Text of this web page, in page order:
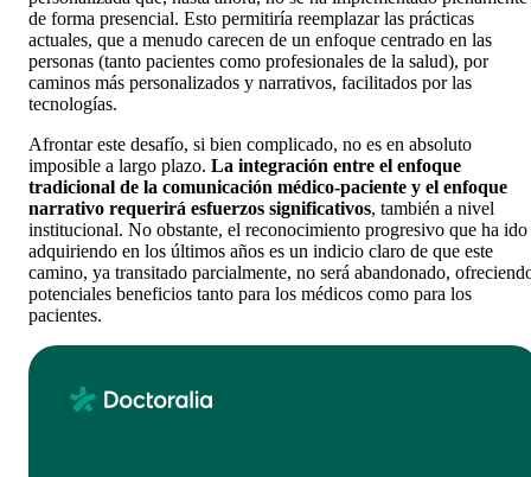
de forma presencial. Esto permitiría reemplazar las prácticas
actuales, que a menudo carecen de un enfoque centrado en las
personas (tanto pacientes como profesionales de la salud), por
caminos más personalizados y narrativos, facilitados por las
tecnologías.
Afrontar este desafío, si bien complicado, no es en absoluto
imposible a largo plazo. La integración entre el enfoque
tradicional de la comunicación médico-paciente y el enfoque
narrativo requerirá esfuerzos significativos, también a nivel
institucional. No obstante, el reconocimiento progresivo que ha ido
adquiriendo en los últimos años es un indicio claro de que este
camino, ya transitado parcialmente, no será abandonado,
potenciales beneficios tanto para los médicos como para los
pacientes.